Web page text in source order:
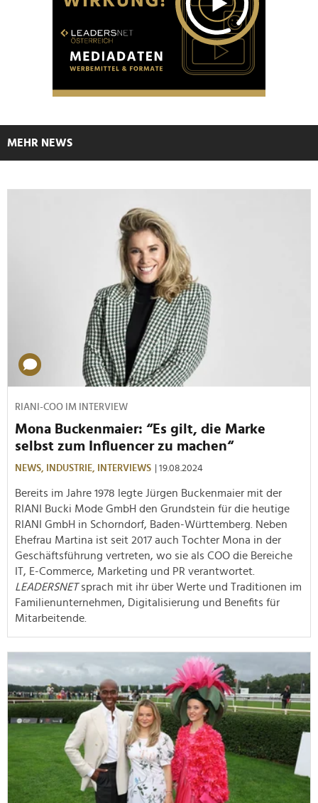
MEHR NEWS
RIANI-COO IM INTERVIEW
Mona Buckenmaier: “Es gilt, die Marke
selbst zum Influencer zu machen“
NEWS, INDUSTRIE, INTERVIEWS | 19.08.2024
Bereits im Jahre 1978 legte Jürgen Buckenmaier mit der
RIANI Bucki Mode GmbH den Grundstein für die heutige
RIANI GmbH in Schorndorf, Baden-Württemberg. Neben
Ehefrau Martina ist seit 2017 auch Tochter Mona in der
Geschäftsführung vertreten, wo sie als COO die Bereiche
IT, E-Commerce, Marketing und PR verantwortet.
LEADERSNETsprach mit ihr über Werte und Traditionen im
Familienunternehmen, Digitalisierung und Benefits für
Mitarbeitende.